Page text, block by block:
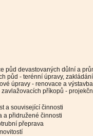
půd devastovaných důlní a
půd - terénní úpravy,
úpravy - renovace a
příkopů -
a související činnosti
a přidružené činnosti
přeprava